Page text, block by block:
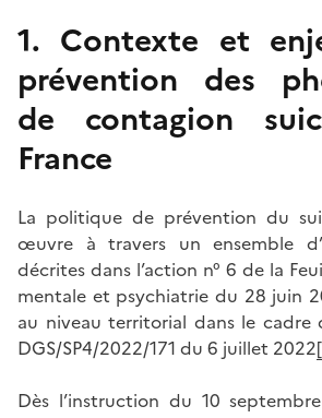
1. Contexte et
prévention des
de contagion
France
La politique de prévention du
œuvre à travers un ensemble
décrites dans l’action n° 6 de la
mentale et psychiatrie du 28 juin
au niveau territorial dans le cadre
DGS/SP4/2022/171 du 6 juillet 2022
Dès l’instruction du 10